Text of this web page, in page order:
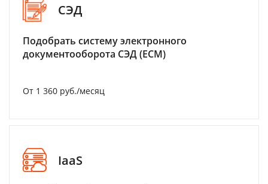
СЭД
Подобрать систему электронного
документооборота СЭД (ECM)
От 1 360 руб./месяц
IaaS